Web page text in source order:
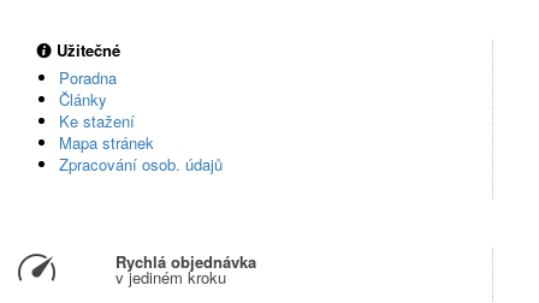
Užitečné
Poradna
Články
Ke stažení
Mapa stránek
Zpracování osob. údajů
Rychlá objednávka
v jediném kroku